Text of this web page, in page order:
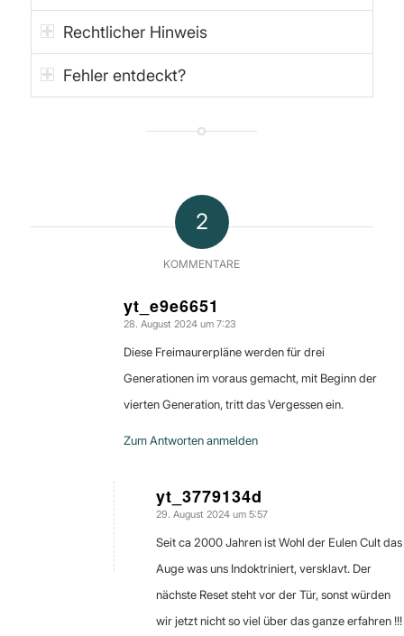
Rechtlicher Hinweis
Fehler entdeckt?
2
KOMMENTARE
yt_e9e6651
sagte:
28. August 2024 um 7:23
Diese Freimaurerpläne werden für drei
Generationen im voraus gemacht, mit Beginn der
vierten Generation, tritt das Vergessen ein.
Zum Antworten anmelden
yt_3779134d
sagte:
29. August 2024 um 5:57
Seit ca 2000 Jahren ist Wohl der Eulen Cult das
Auge was uns Indoktriniert, versklavt. Der
nächste Reset steht vor der Tür, sonst würden
wir jetzt nicht so viel über das ganze erfahren !!!